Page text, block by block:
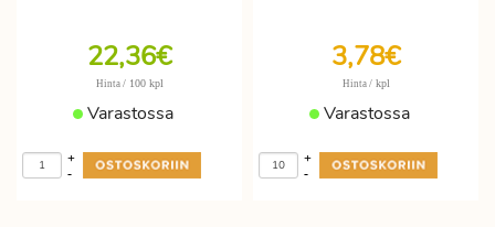
22,36€
Hinta / 100 kpl
Varastossa
-
+
3,78€
Hinta / kpl
Varastossa
-
+